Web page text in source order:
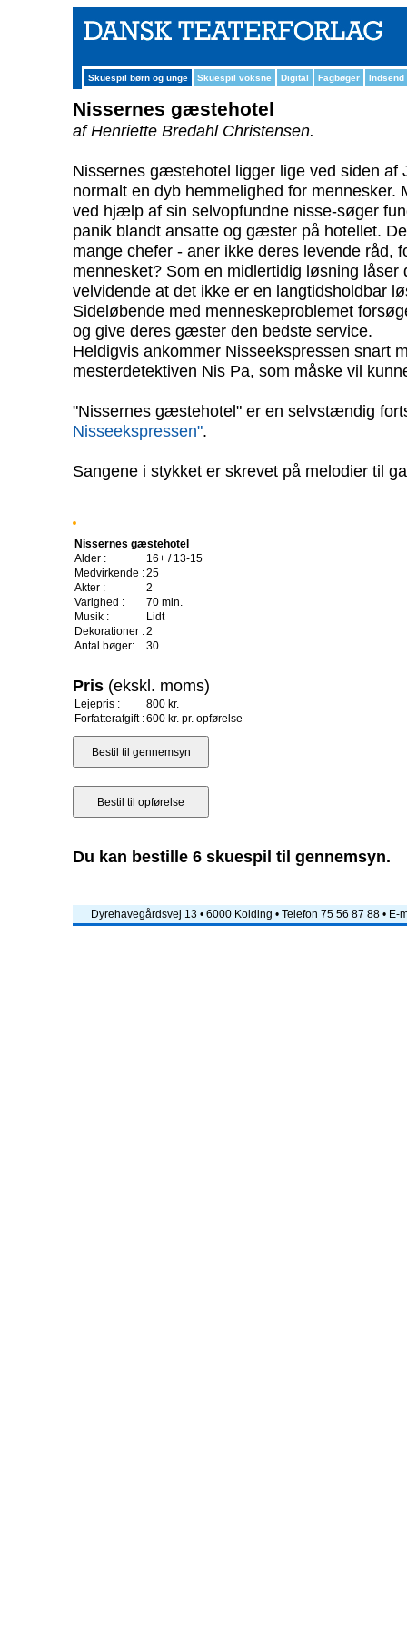
Skuespil børn og unge Skuespil voksne Digital Fagbøger Indsend
Nissernes gæstehotel
af Henriette Bredahl Christensen.
Nissernes gæstehotel ligger lige ved siden
normalt en dyb hemmelighed for mennesker.
ved hjælp af sin selvopfundne nisse-søger
panik blandt ansatte og gæster på hotellet.
mange chefer - aner ikke deres levende råd,
mennesket? Som en midlertidig løsning
velvidende at det ikke er en langtidsholdbar
Sideløbende med menneskeproblemet
og give deres gæster den bedste service.
Heldigvis ankommer Nisseekspressen snart
mesterdetektiven Nis Pa, som måske vil
"Nissernes gæstehotel" er en selvstændig
Nisseekspressen".
Sangene i stykket er skrevet på melodier til
Nissernes gæstehotel
Alder :
16+ / 13-15
Medvirkende :25
Akter :
2
Varighed :
70 min.
Musik :
Lidt
Dekorationer :2
Antal bøger:
30
Pris (ekskl. moms)
Lejepris :
800 kr.
Forfatterafgift :600 kr. pr. opførelse
Du kan bestille 6 skuespil til gennemsyn.
Dyrehavegårdsvej 13 • 6000 Kolding • Telefon 75 56 87 88 • E-